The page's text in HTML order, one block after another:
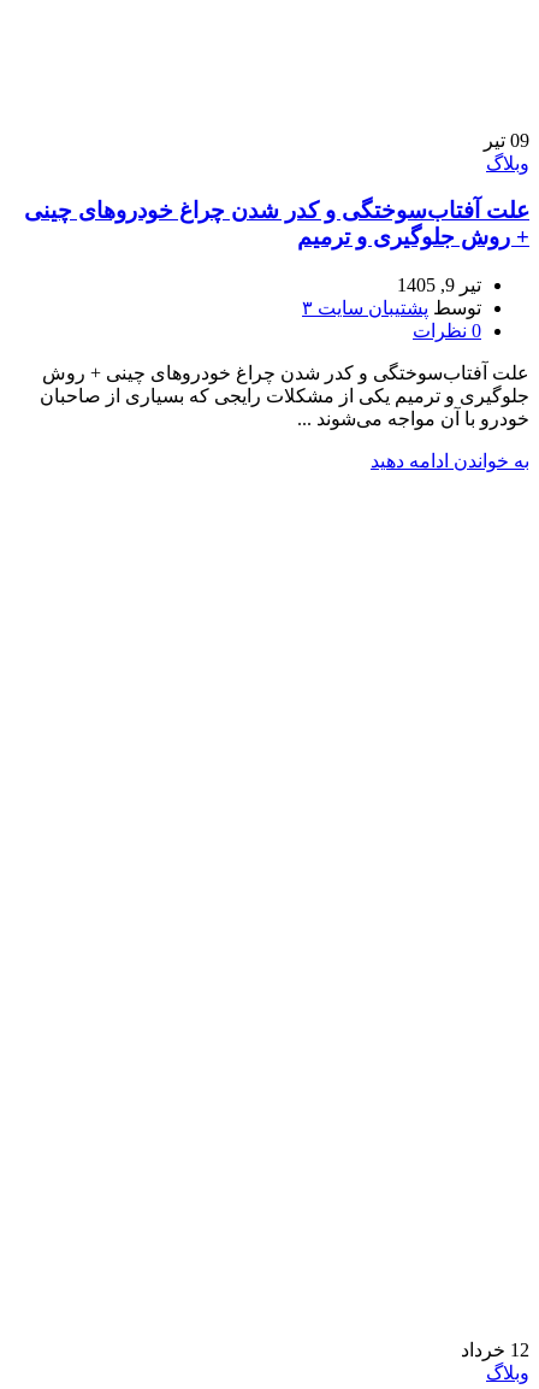
09 تیر
وبلاگ
علت آفتاب‌سوختگی و کدر شدن چراغ خودروهای چینی
+ روش جلوگیری و ترمیم
تیر 9, 1405
توسط پشتیبان سایت ۳
0 نظرات
علت آفتاب‌سوختگی و کدر شدن چراغ خودروهای چینی + روش
جلوگیری و ترمیم یکی از مشکلات رایجی که بسیاری از صاحبان
خودرو با آن مواجه می‌شوند ...
به خواندن ادامه دهید
12 خرداد
وبلاگ